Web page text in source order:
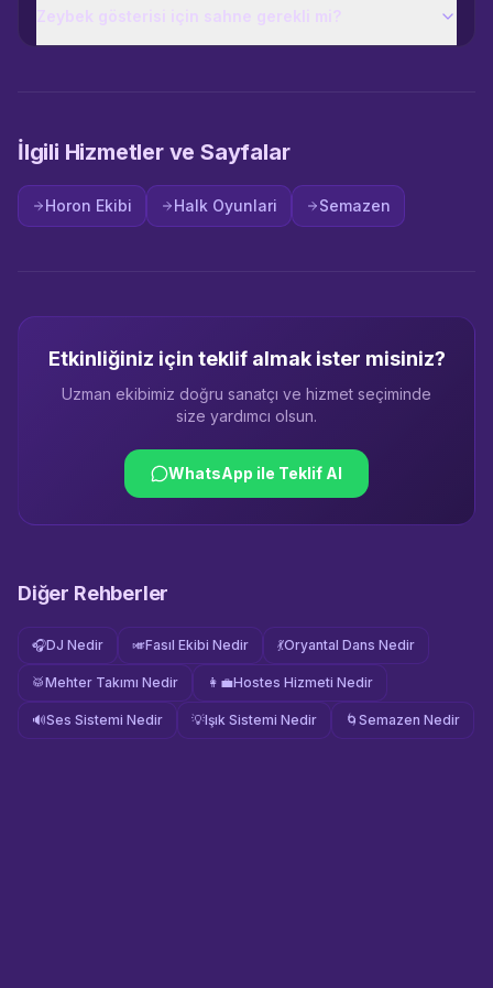
Zeybek gösterisi için sahne gerekli mi?
İlgili Hizmetler ve Sayfalar
Horon Ekibi Halk Oyunlari Semazen
Etkinliğiniz için teklif almak ister misiniz?
Uzman ekibimiz doğru sanatçı ve hizmet seçiminde
size yardımcı olsun.
WhatsApp ile Teklif Al
Diğer Rehberler
🎧DJ Nedir 🎺Fasıl Ekibi Nedir 💃Oryantal Dans Nedir
🥁Mehter Takımı Nedir 👩‍💼Hostes Hizmeti Nedir
🔊Ses Sistemi Nedir 💡Işık Sistemi Nedir 🌀 Semazen Nedir